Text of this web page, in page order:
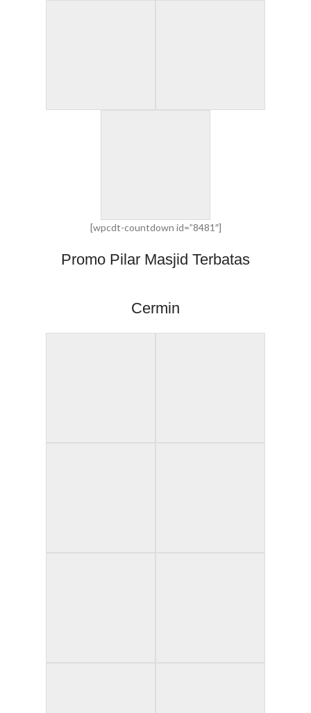
[wpcdt-countdown id=”8481″]
Promo Pilar Masjid Terbatas
Cermin